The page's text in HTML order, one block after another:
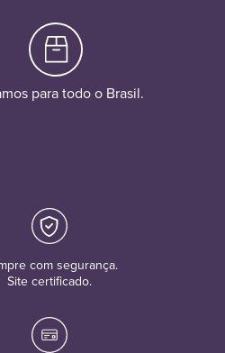
para todo o Brasil.
com segurança.
Site certificado.